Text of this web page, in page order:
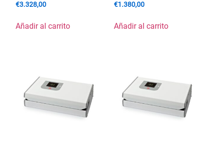
€3.328,00
Añadir al carrito
€1.380,00
Añadir al carrito